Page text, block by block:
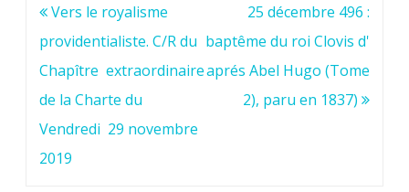
Navigation
de
l’article
Vers le royalisme
providentialiste. C/R du
Chapître extraordinaire
de la Charte du
Vendredi 29 novembre
2019
25 décembre 496 :
baptême du roi Clovis d'
aprés Abel Hugo (Tome
2), paru en 1837)